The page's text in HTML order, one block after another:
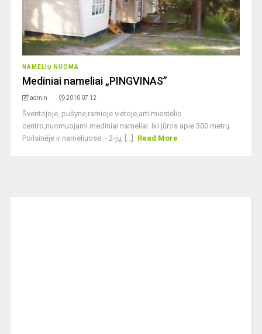
NAMELIŲ NUOMA
Mediniai nameliai „PINGVINAS”
admin 2010 07 12
Šventojoje, pušyne,ramioje vietoje,arti miestelio
centro,nuomuojami mediniai nameliai. Iki jūros apie 300 metrų.
Poilsinėje ir nameliuose: - 2-jų, [...]
Read More